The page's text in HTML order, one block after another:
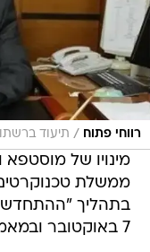
רווחי פתוח / תיעוד ברשתות
מינויו של
ממשלת
בתהליך
7 באוקטובר ובמאמץ לבצע רפורמות.